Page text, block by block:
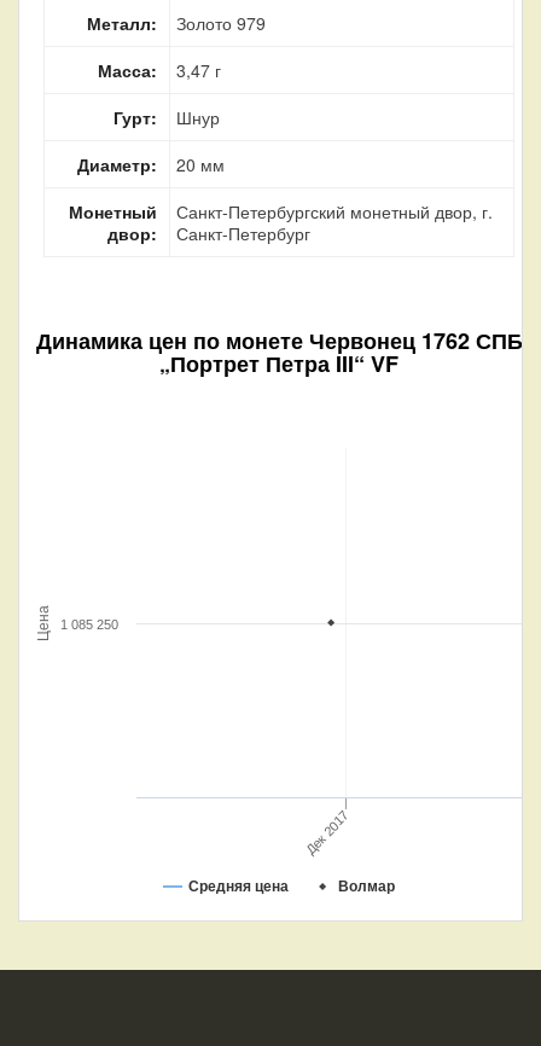
Металл:
Золото 979
Масса:
3,47 г
Гурт:
Шнур
Диаметр:
20 мм
Монетный
двор:
Санкт-Петербургский монетный двор, г.
Санкт-Петербург
Динамика цен по монете Червонец 1762 СПБ
„Портрет Петра III“ VF
Цена
Средняя цена Волмар
Дек 2017
1 085 250